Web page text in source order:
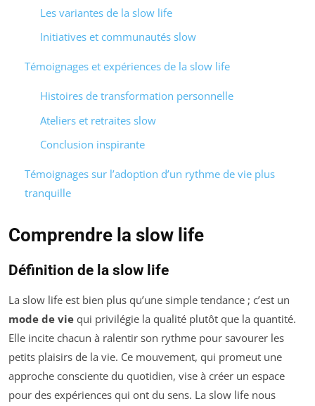
Les variantes de la slow life
Initiatives et communautés slow
Témoignages et expériences de la slow life
Histoires de transformation personnelle
Ateliers et retraites slow
Conclusion inspirante
Témoignages sur l’adoption d’un rythme de vie plus
tranquille
Comprendre la slow life
Définition de la slow life
La slow life est bien plus qu’une simple tendance ; c’est un
mode de vie qui privilégie la qualité plutôt que la quantité.
Elle incite chacun à ralentir son rythme pour savourer les
petits plaisirs de la vie. Ce mouvement, qui promeut une
approche consciente du quotidien, vise à créer un espace
pour des expériences qui ont du sens. La slow life nous